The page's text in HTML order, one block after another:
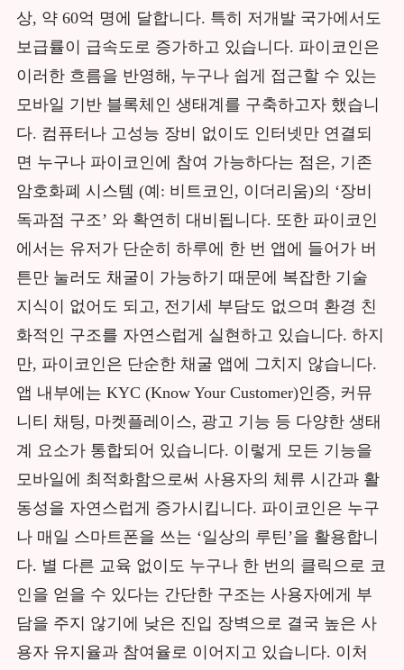
상, 약 60억 명에 달합니다. 특히 저개발 국가에서도
보급률이 급속도로 증가하고 있습니다. 파이코인은
이러한 흐름을 반영해, 누구나 쉽게 접근할 수 있는
모바일 기반 블록체인 생태계를 구축하고자 했습니
다. 컴퓨터나 고성능 장비 없이도 인터넷만 연결되
면 누구나 파이코인에 참여 가능하다는 점은, 기존
암호화폐 시스템 (예: 비트코인, 이더리움)의 ‘장비
독과점 구조’ 와 확연히 대비됩니다. 또한 파이코인
에서는 유저가 단순히 하루에 한 번 앱에 들어가 버
튼만 눌러도 채굴이 가능하기 때문에 복잡한 기술
지식이 없어도 되고, 전기세 부담도 없으며 환경 친
화적인 구조를 자연스럽게 실현하고 있습니다. 하지
만, 파이코인은 단순한 채굴 앱에 그치지 않습니다.
앱 내부에는 KYC (Know Your Customer)인증, 커뮤
니티 채팅, 마켓플레이스, 광고 기능 등 다양한 생태
계 요소가 통합되어 있습니다. 이렇게 모든 기능을
모바일에 최적화함으로써 사용자의 체류 시간과 활
동성을 자연스럽게 증가시킵니다. 파이코인은 누구
나 매일 스마트폰을 쓰는 ‘일상의 루틴’을 활용합니
다. 별 다른 교육 없이도 누구나 한 번의 클릭으로 코
인을 얻을 수 있다는 간단한 구조는 사용자에게 부
담을 주지 않기에 낮은 진입 장벽으로 결국 높은 사
용자 유지율과 참여율로 이어지고 있습니다. 이처